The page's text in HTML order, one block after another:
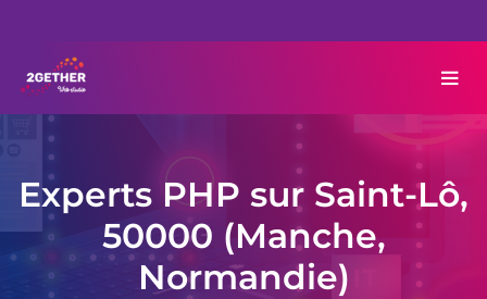
Experts PHP sur Saint-Lô,
50000 (Manche,
Normandie)